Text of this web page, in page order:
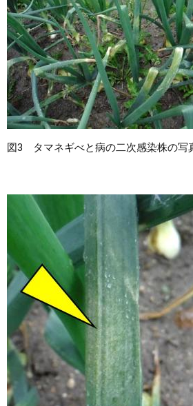
図3 タマネギべと病の二次感染株の写